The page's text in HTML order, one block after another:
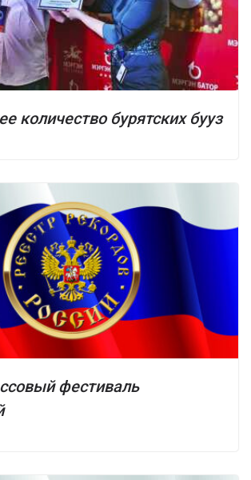
количество бурятских бууз
фестиваль